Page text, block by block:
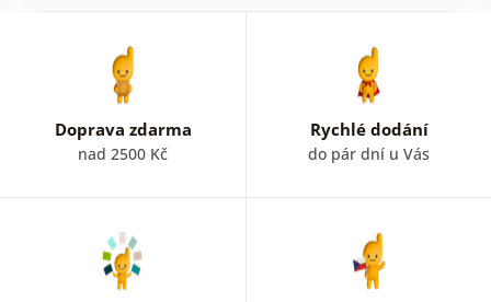
Doprava zdarma
nad 2500 Kč
Rychlé dodání
do pár dní u Vás